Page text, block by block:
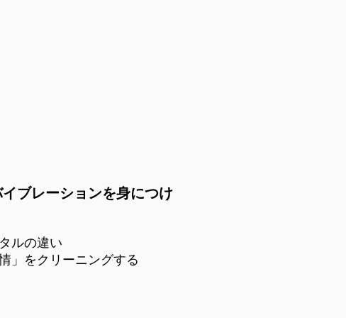
ブレーションを身につけ
ルの違い
」をクリーニングする